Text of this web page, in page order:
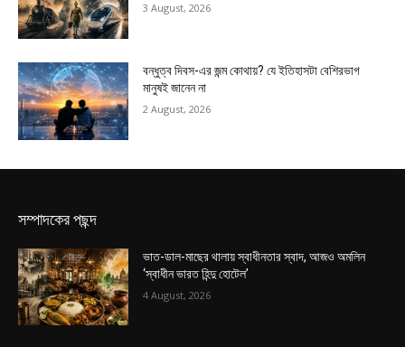
3 August, 2026
বন্ধুত্ব দিবস-এর জন্ম কোথায়? যে ইতিহাসটা বেশিরভাগ
মানুষই জানেন না
2 August, 2026
সম্পাদকের পছন্দ
ভাত-ডাল-মাছের থালায় স্বাধীনতার স্বাদ, আজও অমলিন
‘স্বাধীন ভারত হিন্দু হোটেল’
4 August, 2026